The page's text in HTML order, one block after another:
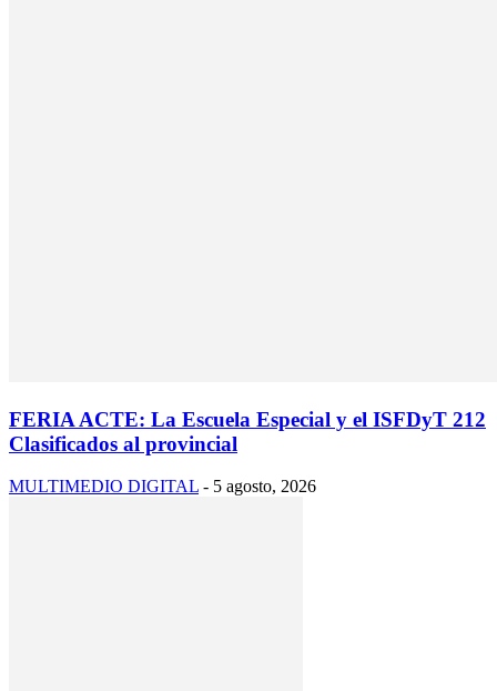
FERIA ACTE: La Escuela Especial y el ISFDyT 212
Clasificados al provincial
MULTIMEDIO DIGITAL - 5 agosto, 2026